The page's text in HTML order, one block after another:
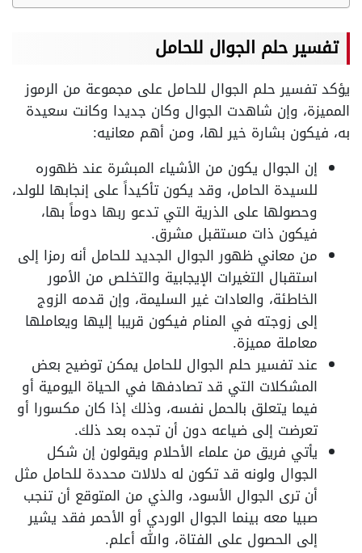
تفسير حلم الجوال للحامل
يؤكد تفسير حلم الجوال للحامل على مجموعة من الرموز
المميزة، وإن شاهدت الجوال وكان جديدا وكانت سعيدة
به، فيكون بشارة خير لها، ومن أهم معانيه:
إن الجوال يكون من الأشياء المبشرة عند ظهوره
للسيدة الحامل، وقد يكون تأكيداً على إنجابها للولد،
وحصولها على الذرية التي تدعو ربها دوماً بها،
فيكون ذات مستقبل مشرق.
من معاني ظهور الجوال الجديد للحامل أنه رمزا إلى
استقبال التغيرات الإيجابية والتخلص من الأمور
الخاطئة، والعادات غير السليمة، وإن قدمه الزوج
إلى زوجته في المنام فيكون قريبا إليها ويعاملها
معاملة مميزة.
عند تفسير حلم الجوال للحامل يمكن توضيح بعض
المشكلات التي قد تصادفها في الحياة اليومية أو
فيما يتعلق بالحمل نفسه، وذلك إذا كان مكسورا أو
تعرضت إلى ضياعه دون أن تجده بعد ذلك.
يأتي فريق من علماء الأحلام ويقولون إن شكل
الجوال ولونه قد تكون له دلالات محددة للحامل مثل
أن ترى الجوال الأسود، والذي من المتوقع أن تنجب
صبيا معه بينما الجوال الوردي أو الأحمر فقد يشير
إلى الحصول على الفتاة، والله أعلم.